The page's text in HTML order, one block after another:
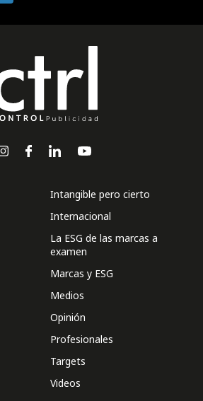
Intangible pero cierto
Internacional
La ESG de las marcas a
examen
Marcas y ESG
Medios
Opinión
Profesionales
Targets
Videos